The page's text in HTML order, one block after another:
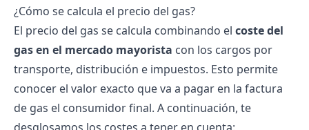
¿Cómo se calcula el precio del gas?
El precio del gas se calcula combinando el coste del
gas en el mercado mayorista con los cargos por
transporte, distribución e impuestos. Esto permite
conocer el valor exacto que va a pagar en la factura
de gas el consumidor final. A continuación, te